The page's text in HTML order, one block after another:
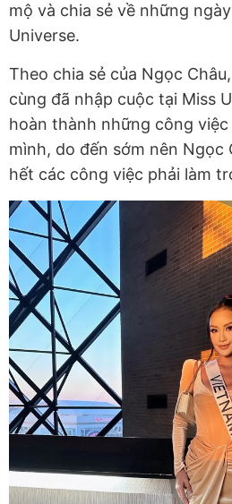
mộ và chia sẻ về những
Universe.
Theo chia sẻ của Ngọc
cùng đã nhập cuộc tại Miss
hoàn thành những công
mình, do đến sớm nên Ngọc
hết các công việc phải làm